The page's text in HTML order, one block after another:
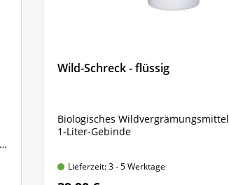
Wild-Schreck - flüssig
Biologisches Wildvergrämungsmittel
1-Liter-Gebinde
Lieferzeit: 3 - 5 Werktage